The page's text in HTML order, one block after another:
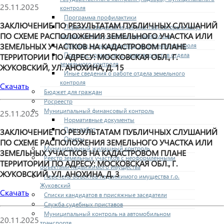
контроля
Программа профилактики
Перечень сведений и документов, которые могут
запрашиваться у контролируемого лица
Доклады муниципального земельного контроля
Проекты нормативно-правовых актов отдела
земельного контроля
Иные сведения о работе отдела земельного
контроля
Бюджет для граждан
Росреестр
Муниципальный финансовый контроль
Нормативные документы
План работ
Отчеты
Муниципальный жилищный контроль
Реестр земельных участков с неоформленными
объектами недвижимого имущества
Перечень объектов недвижимого имущества г.о.
Жуковский
Списки кандидатов в присяжные заседатели
Служба судебных приставов
Муниципальный контроль на автомобильном
транспорте
25.11.2025
ЗАКЛЮЧЕНИЕ ПО РЕЗУЛЬТАТАМ ПУБЛИЧНЫХ СЛУШАНИЙ
ПО СХЕМЕ РАСПОЛОЖЕНИЯ ЗЕМЕЛЬНОГО УЧАСТКА ИЛИ
ЗЕМЕЛЬНЫХ УЧАСТКОВ НА КАДАСТРОВОМ ПЛАНЕ
ТЕРРИТОРИИ ПО АДРЕСУ: МОСКОВСКАЯ ОБЛ., Г.
ЖУКОВСКИЙ, УЛ. АНОХИНА, Д. 15
Скачать
25.11.2025
ЗАКЛЮЧЕНИЕ ПО РЕЗУЛЬТАТАМ ПУБЛИЧНЫХ СЛУШАНИЙ
ПО СХЕМЕ РАСПОЛОЖЕНИЯ ЗЕМЕЛЬНОГО УЧАСТКА ИЛИ
ЗЕМЕЛЬНЫХ УЧАСТКОВ НА КАДАСТРОВОМ ПЛАНЕ
ТЕРРИТОРИИ ПО АДРЕСУ: МОСКОВСКАЯ ОБЛ., Г.
ЖУКОВСКИЙ, УЛ. АНОХИНА, Д. 3
Скачать
20.11.2025